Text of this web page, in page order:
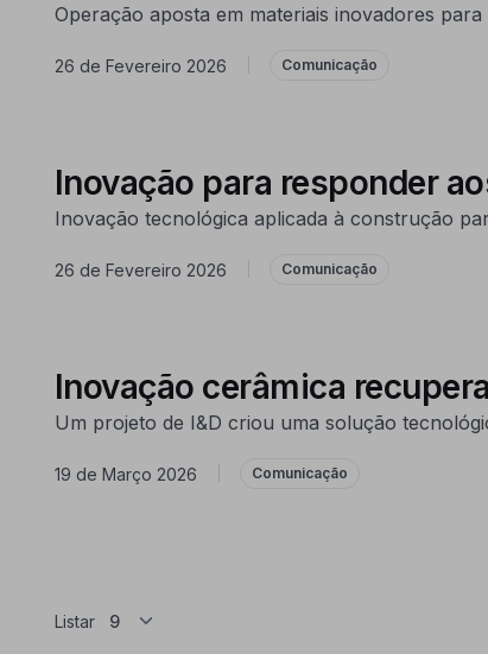
Operação aposta em materiais inovadores
26 de Fevereiro 2026 Comunicação
Inovação para responder
Inovação tecnológica aplicada à construção
26 de Fevereiro 2026 Comunicação
Inovação cerâmica
Um projeto de I&D criou uma solução
19 de Março 2026 Comunicação
Listar